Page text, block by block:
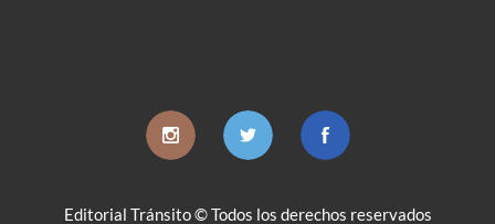
Editorial Tránsito © Todos los derechos reservados